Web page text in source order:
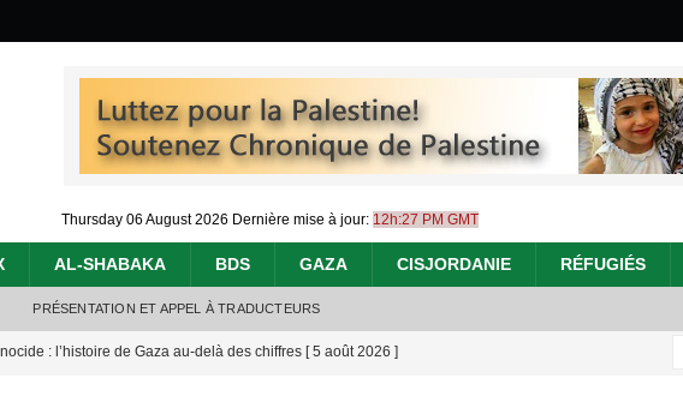
Thursday 06 August 2026 Dernière mise à jour: 12h:27 PM GMT
AL-SHABAKA BDS GAZA CISJORDANIE RÉFUGIÉS
PRÉSENTATION ET APPEL À TRADUCTEURS
: l’histoire de Gaza au-delà des chiffres [ 5 août 2026 ]